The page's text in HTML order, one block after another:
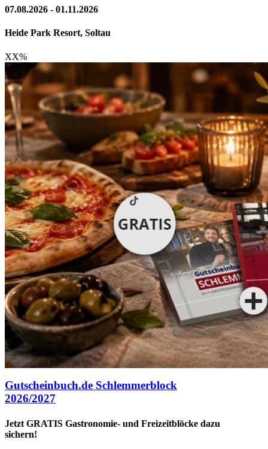
07.08.2026 - 01.11.2026
Heide Park Resort, Soltau
XX%
Gutscheinbuch.de Schlemmerblock
2026/2027
Jetzt GRATIS Gastronomie- und Freizeitblöcke dazu
sichern!